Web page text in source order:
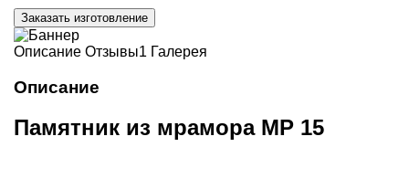
Заказать изготовление
Описание Отзывы1 Галерея
Описание
Памятник из мрамора МР 15